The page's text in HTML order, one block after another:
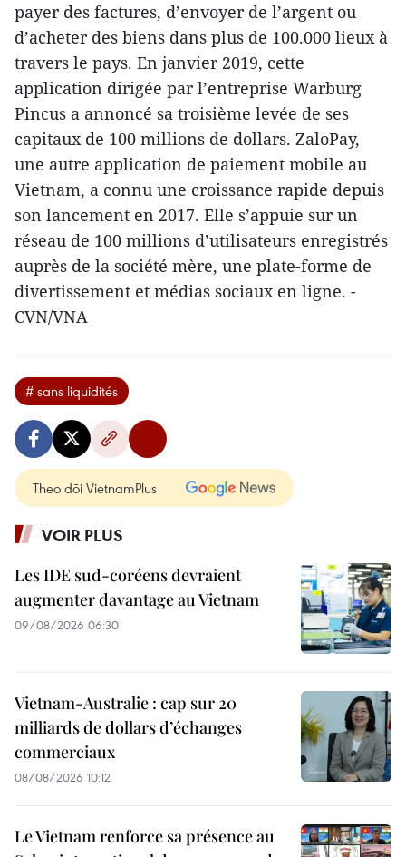
payer des factures, d’envoyer de l’argent ou
d’acheter des biens dans plus de 100.000 lieux à
travers le pays. En janvier 2019, cette
application dirigée par l’entreprise Warburg
Pincus a annoncé sa troisième levée de ses
capitaux de 100 millions de dollars. ZaloPay,
une autre application de paiement mobile au
Vietnam, a connu une croissance rapide depuis
son lancement en 2017. Elle s’appuie sur un
réseau de 100 millions d’utilisateurs enregistrés
auprès de la société mère, une plate-forme de
divertissement et médias sociaux en ligne. -
CVN/VNA
# sans liquidités
Theo dõi VietnamPlus
VOIR PLUS
Les IDE sud-coréens devraient
augmenter davantage au Vietnam
09/08/2026 06:30
Vietnam-Australie : cap sur 20
milliards de dollars d’échanges
commerciaux
08/08/2026 10:12
Le Vietnam renforce sa présence au